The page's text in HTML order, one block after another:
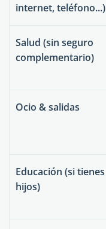
internet, teléfono...)
Salud (sin seguro
complementario)
Ocio & salidas
Educación (si tienes
hijos)